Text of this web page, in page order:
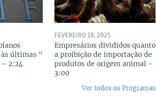
últimas “
2:24
FEVEREIRO 18, 2025
Empresários divididos quanto
a proibição de importação de
produtos de origem animal -
3:00
Ver todos os Programas